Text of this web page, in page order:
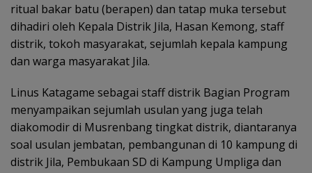
ritual bakar batu (berapen) dan tatap muka tersebut
dihadiri oleh Kepala Distrik Jila, Hasan Kemong, staff
distrik, tokoh masyarakat, sejumlah kepala kampung
dan warga masyarakat Jila.
Linus Katagame sebagai staff distrik Bagian Program
menyampaikan sejumlah usulan yang juga telah
diakomodir di Musrenbang tingkat distrik, diantaranya
soal usulan jembatan, pembangunan di 10 kampung di
distrik Jila, Pembukaan SD di Kampung Umpliga dan